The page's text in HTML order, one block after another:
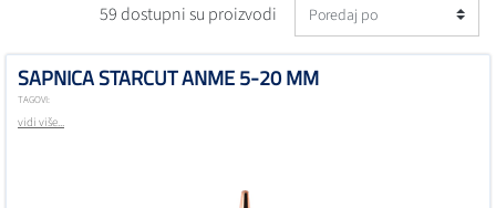
59 dostupni su proizvodi
SAPNICA STARCUT ANME 5-20 MM
TAGOVI:
vidi više...